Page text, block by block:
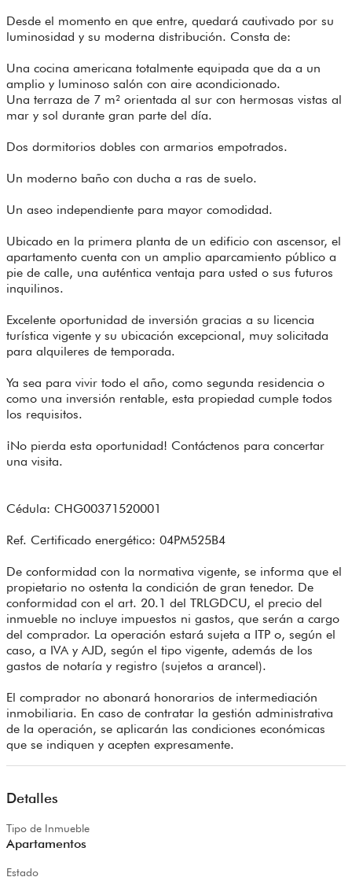
Desde el momento en que entre, quedará cautivado por su
luminosidad y su moderna distribución. Consta de:
Una cocina americana totalmente equipada que da a un
amplio y luminoso salón con aire acondicionado.
Una terraza de 7 m² orientada al sur con hermosas vistas al
mar y sol durante gran parte del día.
Dos dormitorios dobles con armarios empotrados.
Un moderno baño con ducha a ras de suelo.
Un aseo independiente para mayor comodidad.
Ubicado en la primera planta de un edificio con ascensor, el
apartamento cuenta con un amplio aparcamiento público a
pie de calle, una auténtica ventaja para usted o sus futuros
inquilinos.
Excelente oportunidad de inversión gracias a su licencia
turística vigente y su ubicación excepcional, muy solicitada
para alquileres de temporada.
Ya sea para vivir todo el año, como segunda residencia o
como una inversión rentable, esta propiedad cumple todos
los requisitos.
¡No pierda esta oportunidad! Contáctenos para concertar
una visita.
Cédula: CHG00371520001
Ref. Certificado energético: 04PM525B4
De conformidad con la normativa vigente, se informa que el
propietario no ostenta la condición de gran tenedor. De
conformidad con el art. 20.1 del TRLGDCU, el precio del
inmueble no incluye impuestos ni gastos, que serán a cargo
del comprador. La operación estará sujeta a ITP o, según el
caso, a IVA y AJD, según el tipo vigente, además de los
gastos de notaría y registro (sujetos a arancel).
El comprador no abonará honorarios de intermediación
inmobiliaria. En caso de contratar la gestión administrativa
de la operación, se aplicarán las condiciones económicas
que se indiquen y acepten expresamente.
Detalles
Tipo de Inmueble
Apartamentos
Estado